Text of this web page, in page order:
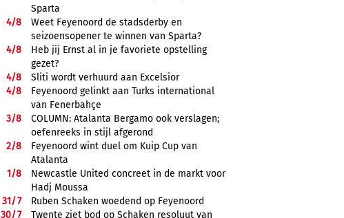
Sparta
4/8
Weet Feyenoord de stadsderby en
seizoensopener te winnen van Sparta?
4/8
Heb jij Ernst al in je favoriete opstelling
gezet?
4/8
Sliti wordt verhuurd aan Excelsior
4/8
Feyenoord gelinkt aan Turks international
van Fenerbahçe
3/8
COLUMN: Atalanta Bergamo ook verslagen;
oefenreeks in stijl afgerond
2/8
Feyenoord wint duel om Kuip Cup van
Atalanta
1/8
Newcastle United concreet in de markt voor
Hadj Moussa
31/7
Ruben Schaken woedend op Feyenoord
30/7
Twente ziet bod op Schaken resoluut van